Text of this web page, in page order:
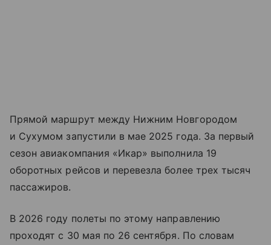
Прямой маршрут между Нижним Новгородом
и Сухумом запустили в мае 2025 года. За первый
сезон авиакомпания «Икар» выполнила 19
оборотных рейсов и перевезла более трех тысяч
пассажиров.
В 2026 году полеты по этому направлению
проходят с 30 мая по 26 сентября. По словам